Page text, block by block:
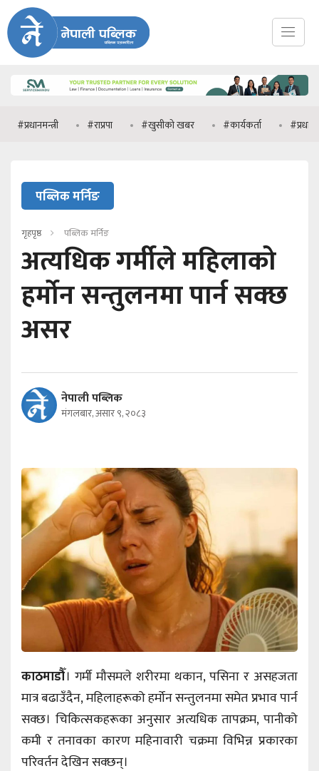
#राप्रपा #खुसीको खबर #कार्यकर्ता #प्रधानमन्त्री
पब्लिक मर्निङ
गृहपृष्ठ पब्लिक मर्निङ
अत्यधिक गर्मीले महिलाको
हर्मोन सन्तुलनमा पार्न सक्छ
असर
नेपाली पब्लिक
मंगलबार, असार ९, २०८३
काठमाडौँ। गर्मी मौसमले शरीरमा थकान, पसिना र असहजता
मात्र बढाउँदैन, महिलाहरूको हर्मोन सन्तुलनमा समेत प्रभाव पार्न
सक्छ। चिकित्सकहरूका अनुसार अत्यधिक तापक्रम, पानीको
कमी र तनावका कारण महिनावारी चक्रमा विभिन्न प्रकारका
परिवर्तन देखिन सक्छन्।